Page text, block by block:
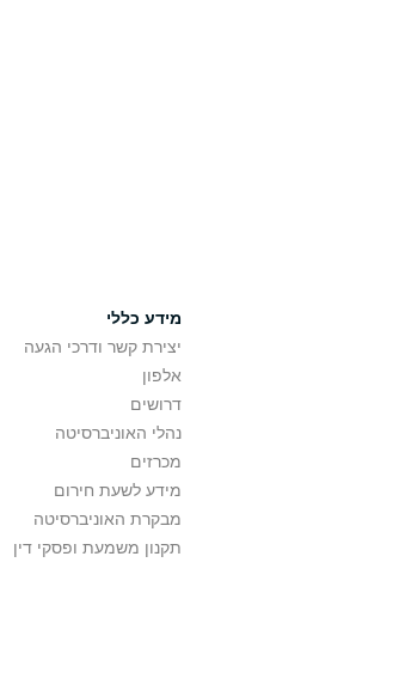
מידע כללי
יצירת קשר ודרכי הגעה
אלפון
דרושים
נהלי האוניברסיטה
מכרזים
מידע לשעת חירום
מבקרת האוניברסיטה
תקנון משמעת ופסקי דין